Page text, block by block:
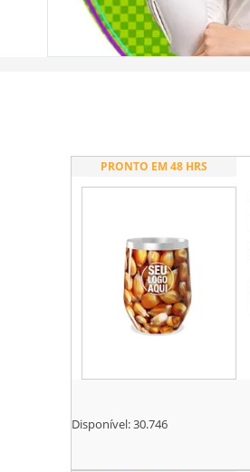
PRONTO EM 48 HRS
Disponível:30.746